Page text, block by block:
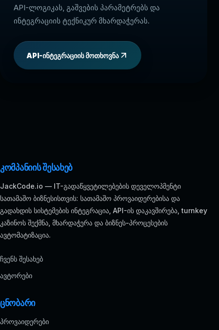
API-ლოგიკას, გაშვების პარამეტრებს და
ინტეგრაციის ტექნიკურ მხარდაჭერას.
API-ინტეგრაციის მოთხოვნა
კომპანიის შესახებ
JackCode.io — IT-გადაწყვეტილებების დეველოპმენტი
სათამაშო ბიზნესისთვის: სათამაშო პროვაიდერებისა და
გადახდის სისტემების ინტეგრაცია, API-ის დაკავშირება, turnkey
კაზინოს შექმნა, მხარდაჭერა და ბიზნეს-პროცესების
ავტომატიზაცია.
ჩვენს შესახებ
ავტორები
ცნობარი
პროვაიდერები